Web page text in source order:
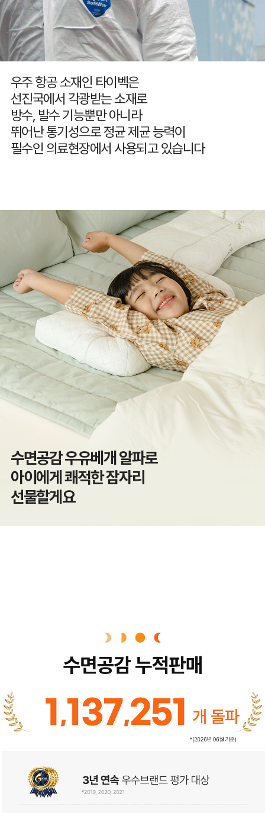
우주 항공 소재인 타이벡은
선진국에서 각광받는 소재로
방수, 발수 기능뿐만 아니라
뛰어난 통기성으로 정균 제균 능력이
필수인 의료현장에서 사용되고 있습니다
수면공감 우유베개 알파로
아이에게 쾌적한 잠자리
선물할게요